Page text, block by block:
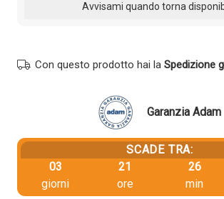
Con questo prodotto hai la Spedizione
Garanzia Adam
SCADE TRA:
03
giorni
21
ore
26
min